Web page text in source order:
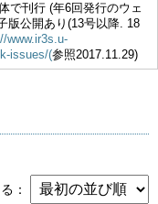
で刊行 (年6回発行のウェ
版公開あり(13号以降. 18
www.ir3s.u-
issues/(参照2017.11.29)